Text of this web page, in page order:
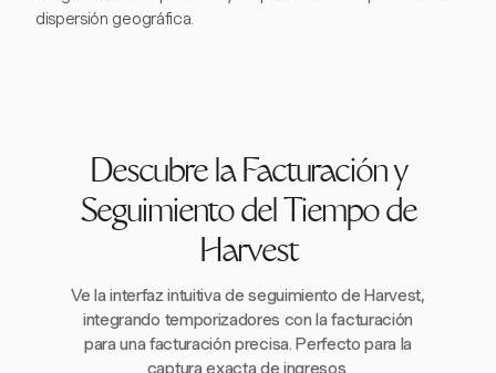
dispersión geográfica.
Descubre la Facturación y
Seguimiento del Tiempo de
Harvest
Ve la interfaz intuitiva de seguimiento de Harvest,
integrando temporizadores con la facturación
para una facturación precisa. Perfecto para la
captura exacta de ingresos.